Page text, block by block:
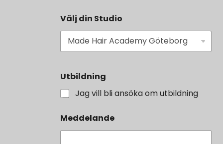
Välj din Studio
Utbildning
Jag vill bli ansöka om utbildning
V
ä
Meddelande